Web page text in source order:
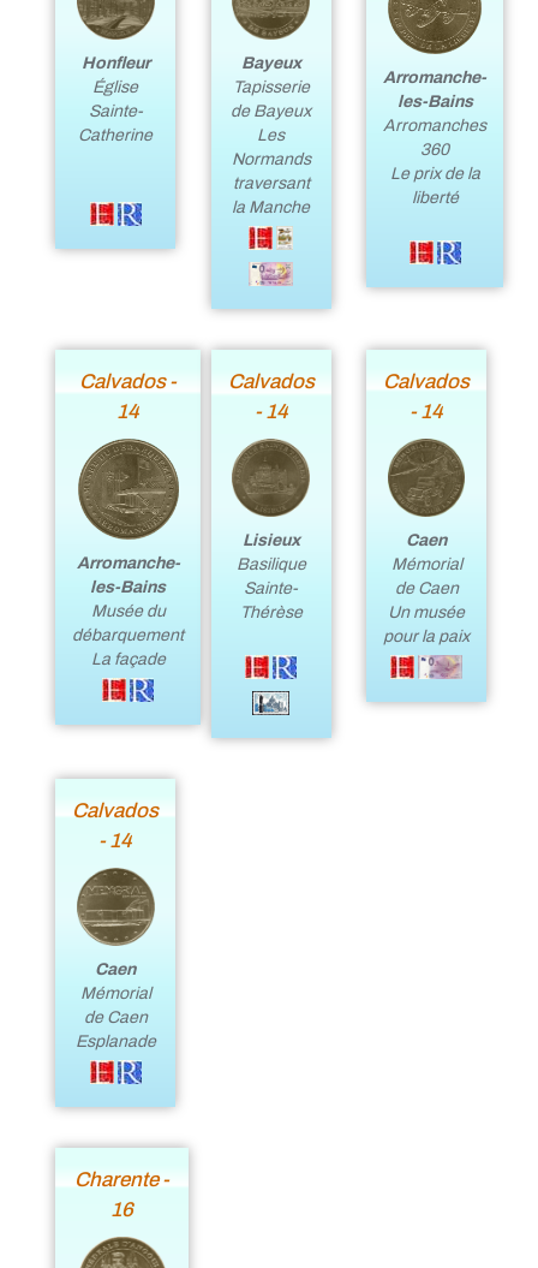
Honfleur
Église
Sainte-
Catherine
Bayeux
Tapisserie
de Bayeux
Les
Normands
traversant
la Manche
Arromanche-
les-Bains
Arromanches
360
Le prix de la
liberté
Calvados -
14
Arromanche-
les-Bains
Musée du
débarquement
La façade
Calvados
- 14
Lisieux
Basilique
Sainte-
Thérèse
Calvados
- 14
Caen
Mémorial
de Caen
Un musée
pour la paix
Calvados
- 14
Caen
Mémorial
de Caen
Esplanade
Charente -
16